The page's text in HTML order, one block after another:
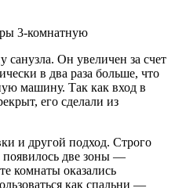
3-комнатную
санузла. Он увеличен за счет
в два раза больше, что
машину. Так как вход в
его сделали из
и другой подход. Строго
появилось две зоны —
комнаты оказались
как спальни —